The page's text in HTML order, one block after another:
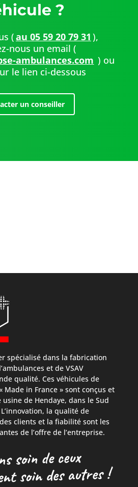
?
(au 05 59 20 79 31 ),
nous un email (
ambulances.com ) ou
le lien ci-dessous
un conseiller
spécialisé dans la fabrication
et de VSAV
qualité. Ces véhicules de
in France » sont conçus et
de Hendaye, dans le Sud
la qualité de
clients et la fiabilité sont les
de l’offre de l’entreprise.